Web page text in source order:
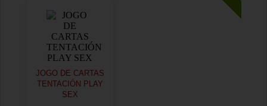
JOGO DE CARTAS
TENTACIÓN PLAY
SEX